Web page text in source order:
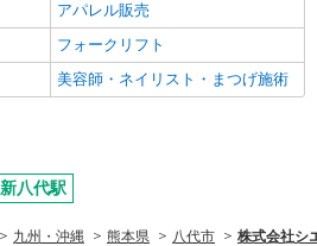
アパレル販売
フォークリフト
美容師・ネイリスト・まつげ施術
新八代駅
九州・沖縄 熊本県 八代市 株式会社シ